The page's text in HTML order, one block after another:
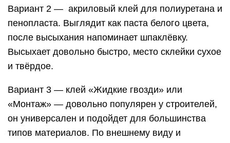
Вариант 2 — акриловый клей для полиуретана и
пенопласта. Выглядит как паста белого цвета,
после высыхания напоминает шпаклёвку.
Высыхает довольно быстро, место склейки сухое
и твёрдое.
Вариант 3 — клей «Жидкие гвозди» или
«Монтаж» — довольно популярен у строителей,
он универсален и подойдет для большинства
типов материалов. По внешнему виду и